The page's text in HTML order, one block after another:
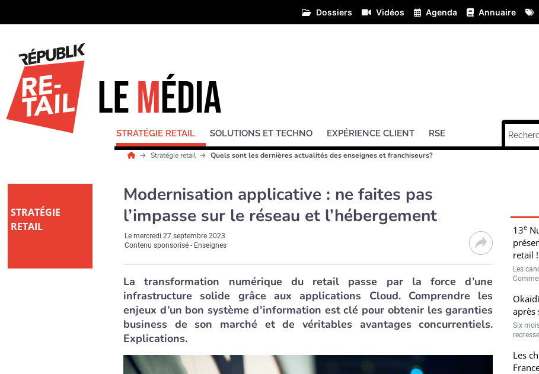
Dossiers Vidéos Agenda Annuaire
STRATÉGIE RETAIL SOLUTIONS ET TECHNO EXPÉRIENCE CLIENT RSE
Stratégie retail Quels sont les dernières actualités des enseignes et franchiseurs?
STRATÉGIE
RETAIL
Modernisation applicative : ne faites pas
l’impasse sur le réseau et l’hébergement
Lemercredi 27 septembre 2023
Contenu sponsorisé - Enseignes
La transformation numérique du retail passe par la force d’une
infrastructure solide grâce aux applications Cloud. Comprendre les
enjeux d’un bon système d’information est clé pour obtenir les garanties
business de son marché et de véritables avantages concurrentiels.
Explications.
13e
retail !
Les
après
Six
Les